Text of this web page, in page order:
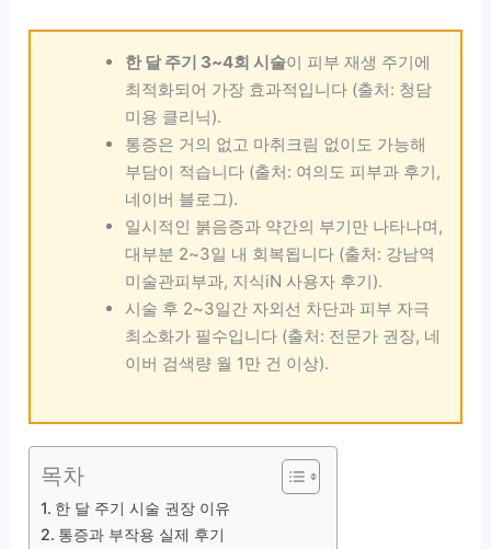
한 달 주기 3~4회 시술이 피부 재생 주기에
최적화되어 가장 효과적입니다 (출처: 청담
미용 클리닉).
통증은 거의 없고 마취크림 없이도 가능해
부담이 적습니다 (출처: 여의도 피부과 후기,
네이버 블로그).
일시적인 붉음증과 약간의 부기만 나타나며,
대부분 2~3일 내 회복됩니다 (출처: 강남역
미술관피부과, 지식iN 사용자 후기).
시술 후 2~3일간 자외선 차단과 피부 자극
최소화가 필수입니다 (출처: 전문가 권장, 네
이버 검색량 월 1만 건 이상).
목차
한 달 주기 시술 권장 이유
통증과 부작용 실제 후기